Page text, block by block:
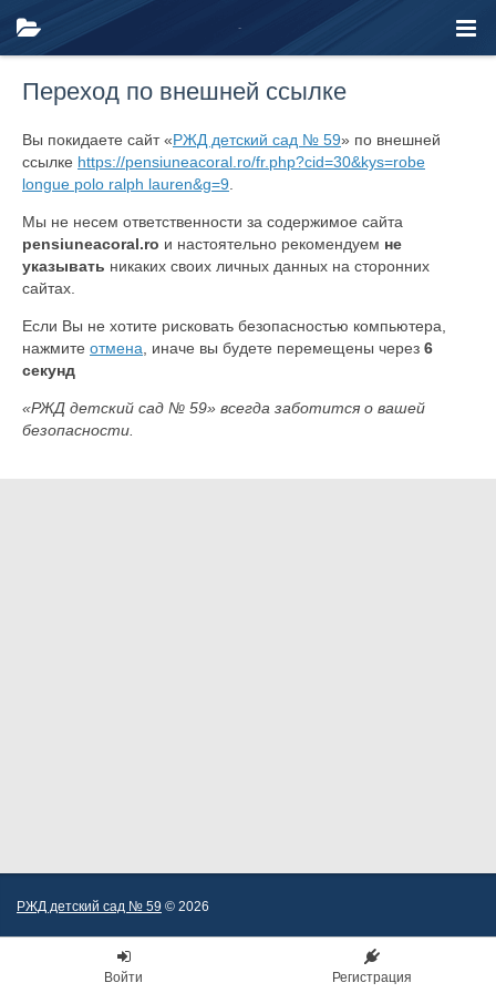
Переход по внешней ссылке
Вы покидаете сайт «РЖД детский сад № 59» по внешней
ссылке https://pensiuneacoral.ro/fr.php?cid=30&kys=robe
longue polo ralph lauren&g=9
Мы не несем ответственности за содержимое сайта
pensiuneacoral.ro и настоятельно рекомендуем не
указывать никаких своих личных данных на сторонних
сайтах.
Если Вы не хотите рисковать безопасностью компьютера,
нажмите отмена , иначе вы будете перемещены через 6
секунд
«РЖД детский сад № 59» всегда заботится о вашей
безопасности.
РЖД детский сад № 59 © 2026
Войти Регистрация